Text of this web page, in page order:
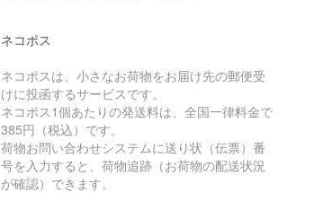
ネコポス
ネコポスは、小さなお荷物をお届け先の郵便受
けに投函するサービスです。
ネコポス1個あたりの発送料は、全国一律料金で
385円（税込）です。
荷物お問い合わせシステムに送り状（伝票）番
号を入力すると、荷物追跡（お荷物の配送状況
が確認）できます。